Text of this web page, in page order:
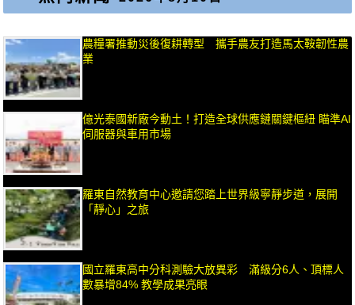
農糧署推動災後復耕轉型 攜手農友打造馬太鞍韌性農
業
億光泰國新廠今動土！打造全球供應鏈關鍵樞紐 瞄準AI
伺服器與車用市場
羅東自然教育中心邀請您踏上世界級寧靜步道，展開
「靜心」之旅
國立羅東高中分科測驗大放異彩 滿級分6人、頂標人
數暴增84% 教學成果亮眼